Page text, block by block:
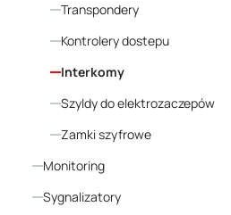
Transpondery
Kontrolery dostepu
Interkomy
Szyldy do elektrozaczepów
Zamki szyfrowe
Monitoring
Sygnalizatory